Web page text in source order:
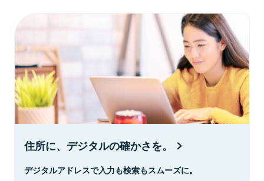
住所に、デジタルの確かさを。
デジタルアドレスで入力も検索もスムーズに。